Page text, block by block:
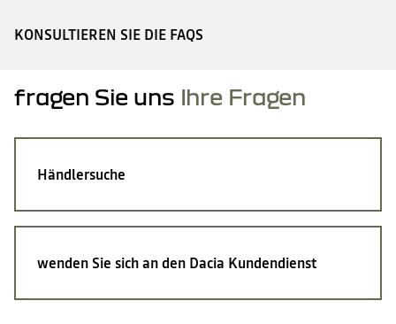
KONSULTIEREN SIE DIE FAQS
fragen Sie uns Ihre Fragen
Händlersuche
wenden Sie sich an den Dacia Kundendienst